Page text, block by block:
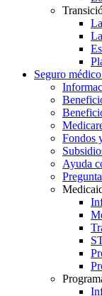
Seguro
Fondos
Ayuda